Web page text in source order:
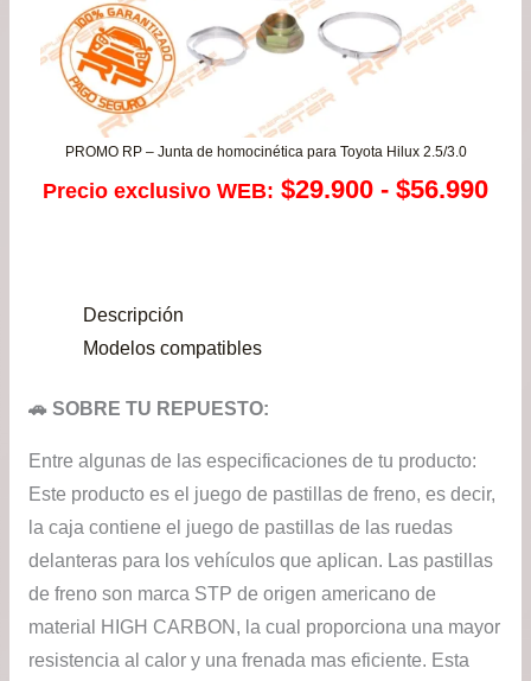
PROMO RP – Junta de homocinética para Toyota Hilux 2.5/3.0
Precio exclusivo WEB: $29.900 - $56.990
Descripción
Modelos compatibles
🚗 SOBRE TU REPUESTO:
Entre algunas de las especificaciones de tu producto:
Este producto es el juego de pastillas de freno, es decir,
la caja contiene el juego de pastillas de las ruedas
delanteras para los vehículos que aplican. Las pastillas
de freno son marca STP de origen americano de
material HIGH CARBON, la cual proporciona una mayor
resistencia al calor y una frenada mas eficiente. Esta